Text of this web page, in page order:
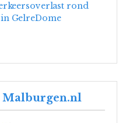
rond
GelreDome